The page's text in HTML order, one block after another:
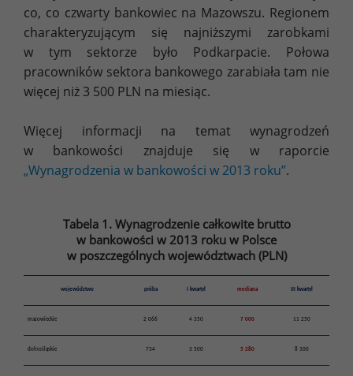
co, co czwarty bankowiec na Mazowszu. Regionem
charakteryzującym się najniższymi zarobkami
w tym sektorze było Podkarpacie. Połowa
pracowników sektora bankowego zarabiała tam nie
więcej niż 3 500 PLN na miesiąc.
Więcej informacji na temat wynagrodzeń
w bankowości znajduje się w raporcie
„Wynagrodzenia w bankowości w 2013 roku”.
Tabela 1. Wynagrodzenie całkowite brutto
w bankowości w 2013 roku w Polsce
w poszczególnych województwach (PLN)
województwo próba I kwartyl mediana III kwartyl
mazowieckie 2 066 4 350 7 000 11 250
dolnośląskie 734 3 500 5 280 8 300